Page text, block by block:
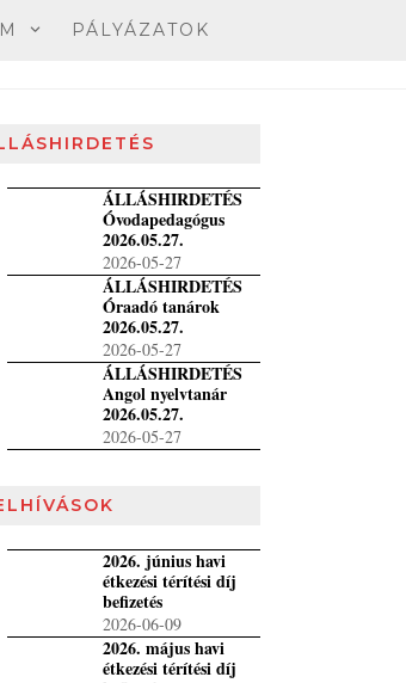
PÁLYÁZATOK
ÁLLÁSHIRDETÉS
Óvodapedagógus
2026.05.27.
2026-05-27
ÁLLÁSHIRDETÉS
Óraadó tanárok
2026.05.27.
2026-05-27
ÁLLÁSHIRDETÉS
Angol nyelvtanár
2026.05.27.
2026-05-27
2026. június havi
étkezési térítési díj
befizetés
2026-06-09
2026. május havi
étkezési térítési díj